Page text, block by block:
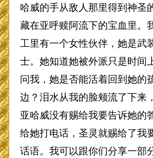
哈威的手从敌人那里得到神圣
藏在亚呼赎阿流下的宝血里。
工里有一个女性伙伴，她是武
士。她知道她被外派只是时间
问我，她是否能活着回到她的
边？泪水从我的脸颊流了下来
亚哈威没有赐给我要告诉她的
给她打电话，圣灵就赐给了我
话语。我可以跟你们分享一部